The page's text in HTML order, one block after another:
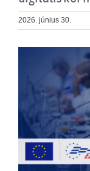
2026. június 30.